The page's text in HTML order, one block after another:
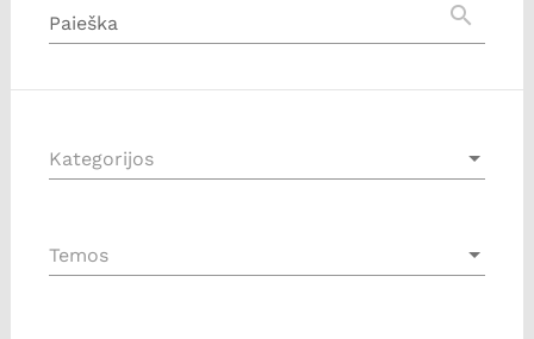
Paieška search
Kategorijos
Temos